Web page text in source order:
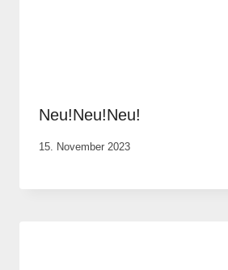
Neu!Neu!Neu!
Von
Krause
15. November 2023